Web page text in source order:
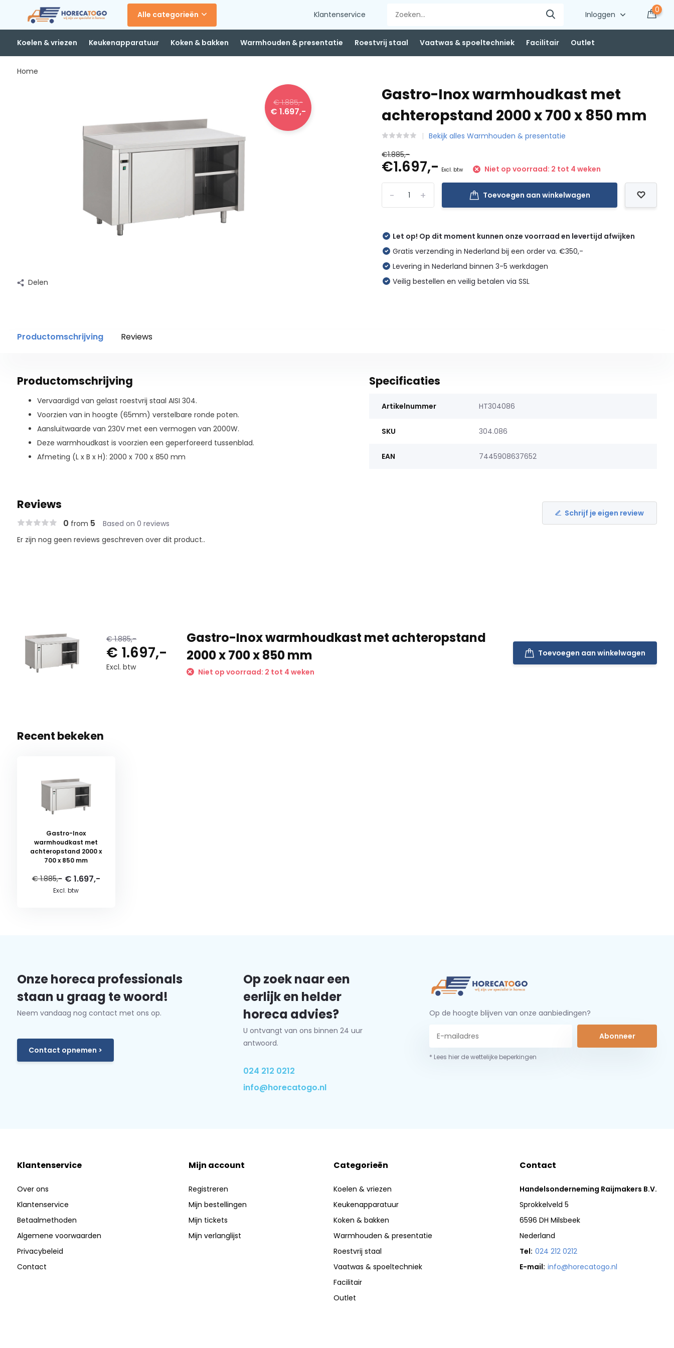
Alle categorieën Klantenservice Inloggen
0
Koelen & vriezen Keukenapparatuur Koken & bakken Warmhouden & presentatie Roestvrij staal Vaatwas & spoeltechniek Facilitair Outlet
Home
€ 1.885,-
€ 1.697,-
Delen
Gastro-Inox warmhoudkast met
achteropstand 2000 x 700 x 850 mm
Bekijk alles Warmhouden & presentatie
€1.885,-
€1.697,- Excl. btw Niet op voorraad: 2 tot 4 weken
+
- Toevoegen aan winkelwagen
Let op! Op dit moment kunnen onze voorraad en levertijd afwijken
Gratis verzending in Nederland bij een order va. €350,-
Levering in Nederland binnen 3-5 werkdagen
Veilig bestellen en veilig betalen via SSL
Productomschrijving Reviews
Productomschrijving
Vervaardigd van gelast roestvrij staal AISI 304.
Voorzien van in hoogte (65mm) verstelbare ronde poten.
Aansluitwaarde van 230V met een vermogen van 2000W.
Deze warmhoudkast is voorzien een geperforeerd tussenblad.
Afmeting (L x B x H): 2000 x 700 x 850 mm
Specificaties
Artikelnummer HT304086
SKU 304.086
EAN 7445908637652
Reviews
0 from 5 Based on 0 reviews
Schrijf je eigen review
Er zijn nog geen reviews geschreven over dit product..
€ 1.885,-
€ 1.697,-
Excl. btw
Gastro-Inox warmhoudkast met achteropstand
2000 x 700 x 850 mm
Niet op voorraad: 2 tot 4 weken
Toevoegen aan winkelwagen
Recent bekeken
Gastro-Inox
warmhoudkast met
achteropstand 2000 x
700 x 850 mm
€ 1.885,- € 1.697,-
Excl. btw
Onze horeca professionals
staan u graag te woord!
Neem vandaag nog contact met ons op.
Contact opnemen >
Op zoek naar een
eerlijk en helder
horeca advies?
U ontvangt van ons binnen 24 uur
antwoord.
024 212 0212
info@horecatogo.nl
Op de hoogte blijven van onze aanbiedingen?
Abonneer
* Lees hier de wettelijke beperkingen
Klantenservice
Over ons
Klantenservice
Betaalmethoden
Algemene voorwaarden
Privacybeleid
Contact
Mijn account
Registreren
Mijn bestellingen
Mijn tickets
Mijn verlanglijst
Categorieën
Koelen & vriezen
Keukenapparatuur
Koken & bakken
Warmhouden & presentatie
Roestvrij staal
Vaatwas & spoeltechniek
Facilitair
Outlet
Contact
Handelsonderneming Raijmakers B.V.
Sprokkelveld 5
6596 DH Milsbeek
Nederland
Tel: 024 212 0212
E-mail: info@horecatogo.nl